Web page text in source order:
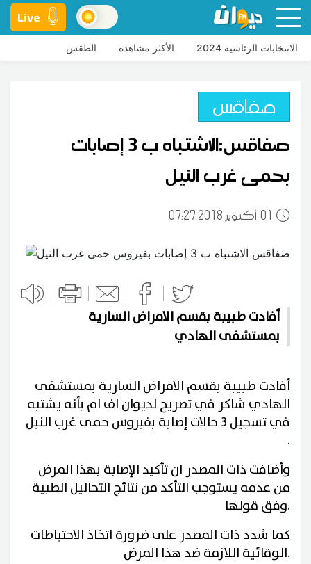
Live
الانتخابات الرئاسية 2024 الأكثر مشاهدة الطقس
صفاقس
صفاقس:الاشتباه ب 3 إصابات
بحمى غرب النيل
0107:27 2018 أكتوبر
أفادت طبيبة بقسم الامراض السارية
بمستشفى الهادي
أفادت طبيبة بقسم الامراض السارية بمستشفى
الهادي شاكر في تصريح لديوان اف ام بأنه يشتبه
في تسجيل 3 حالات إصابة بفيروس حمى غرب النيل
.
وأضافت ذات المصدر ان تأكيد الإصابة بهذا المرض
من عدمه يستوجب التأكد من نتائج التحاليل الطبية
وفق قولها.
كما شدد ذات المصدر على ضرورة اتخاذ الاحتياطات
الوقائية اللازمة ضد هذا المرض.